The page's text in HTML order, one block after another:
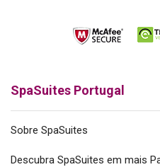
SpaSuites Portugal
Sobre SpaSuites
Descubra SpaSuites em mais